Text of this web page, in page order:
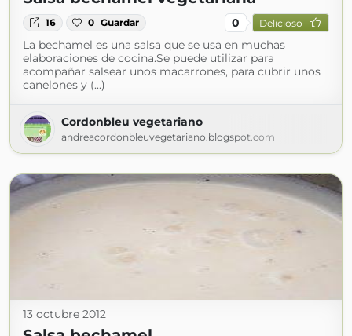
16 0 Guardar 0 Delicioso
La bechamel es una salsa que se usa en muchas
elaboraciones de cocina.Se puede utilizar para
acompañar salsear unos macarrones, para cubrir unos
canelones y (...)
Cordonbleu vegetariano
andreacordonbleuvegetariano.blogspot.com
13 octubre 2012